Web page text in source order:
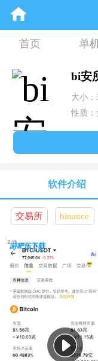
首页 单
资讯 合
bi安
大小：
性质：
软件介绍
交易所 binance